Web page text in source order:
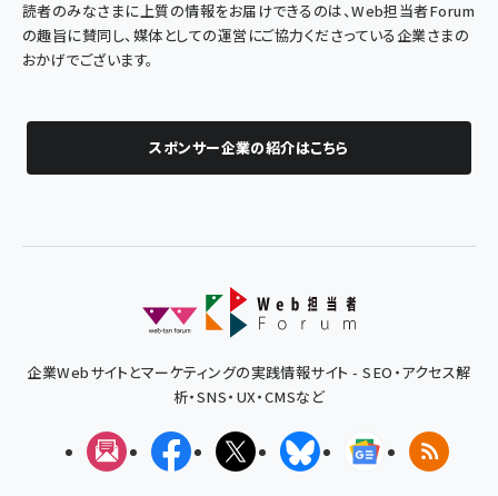
読者のみなさまに上質の情報をお届けできるのは、Web担当者Forum
の趣旨に賛同し、媒体としての運営にご協力くださっている企業さまの
おかげでございます。
スポンサー企業の紹介はこちら
企業Webサイトとマーケティングの実践情報サイト - SEO・アクセス解
析・SNS・UX・CMSなど
メルマガFacebookX(エックス)BlueskyGoogleニュ
RSS